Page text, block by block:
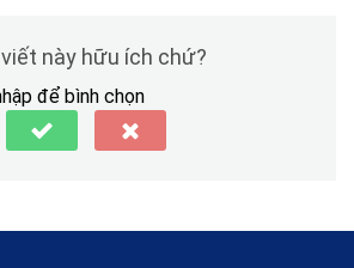
này hữu ích chứ?
để bình chọn